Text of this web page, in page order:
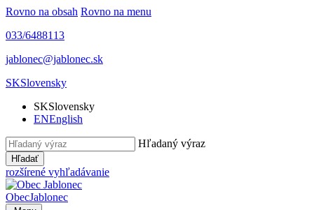
Rovno na obsah Rovno na menu
033/6488113
jablonec@jablonec.sk
SKSlovensky
SKSlovensky
ENEnglish
Hľadaný výraz
Hľadať
rozšírené vyhľadávanie
ObecJablonec